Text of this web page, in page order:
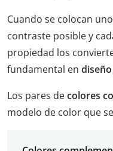
Cuando se colocan
contraste posible y
propiedad los
fundamental en diseño
Los pares decolores
modelo de color que se